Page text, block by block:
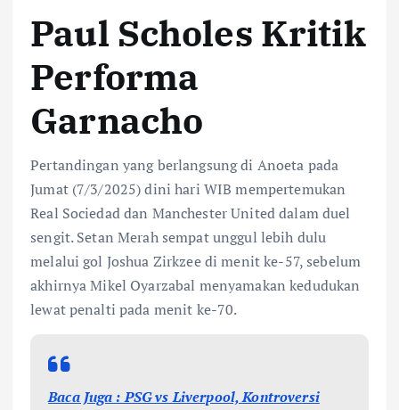
Paul Scholes Kritik
Performa
Garnacho
Pertandingan yang berlangsung di Anoeta pada
Jumat (7/3/2025) dini hari WIB mempertemukan
Real Sociedad dan Manchester United dalam duel
sengit. Setan Merah sempat unggul lebih dulu
melalui gol Joshua Zirkzee di menit ke-57, sebelum
akhirnya Mikel Oyarzabal menyamakan kedudukan
lewat penalti pada menit ke-70.
Baca Juga : PSG vs Liverpool, Kontroversi